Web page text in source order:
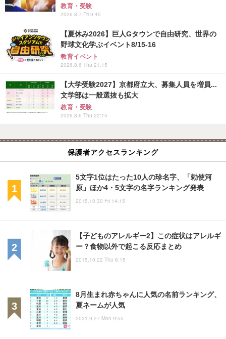
教育・受験
2026.8.7 Fri 0:45
【夏休み2026】巨人Gタウンで自由研究、世界の
野球文化学ぶイベント8/15-16
教育イベント
2026.8.6 Thu 21:15
【大学受験2027】京都府立大、募集人員を増員...
文学部は一般選抜も拡大
教育・受験
2026.8.6 Thu 22:15
保護者アクセスランキング
5文字1位はたった10人の珍名字、「勅使河
原」ほか4・5文字の名字ランキング発表
2015.10.30 Fri 14:15
【子どものアレルギー2】この症状はアレルギ
ー？食物以外で起こる反応まとめ
2015.10.22 Thu 6:15
8月生まれ赤ちゃんに人気の名前ランキング、
夏ネームが人気
2021.9.27 Mon 9:55